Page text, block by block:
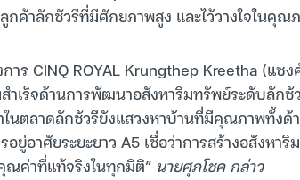
ค้าลักชัวรีที่มีศักยภาพสูง และไว้วางใจในคุณ
าร CINQ ROYAL Krungthep Kreetha (แซ
ำเร็จด้านการพัฒนาอสังหาริมทรัพย์ระดับลักชั
ในตลาดลักชัวรียังแสวงหาบ้านที่มีคุณภาพทั้ง
ยู่อาศัยระยะยาว A5 เชื่อว่าการสร้างอสังหา
ณค่าที่แท้จริงในทุกมิติ” นายศุภโชค กล่าว